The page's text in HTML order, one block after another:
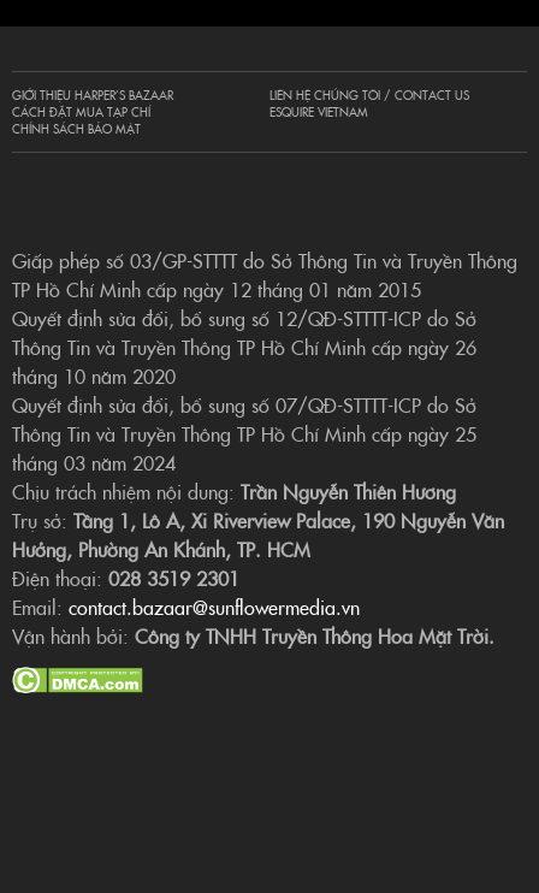
GIỚI THIỆU HARPER’S BAZAAR
CÁCH ĐẶT MUA TẠP CHÍ
CHÍNH SÁCH BẢO MẬT
LIÊN HỆ CHÚNG TÔI / CONTACT US
ESQUIRE VIETNAM
Giấp phép số 03/GP-STTTT do Sở Thông Tin và Truyền Thông
TP Hồ Chí Minh cấp ngày 12 tháng 01 năm 2015
Quyết định sửa đổi, bổ sung số 12/QĐ-STTTT-ICP do Sở
Thông Tin và Truyền Thông TP Hồ Chí Minh cấp ngày 26
tháng 10 năm 2020
Quyết định sửa đổi, bổ sung số 07/QĐ-STTTT-ICP do Sở
Thông Tin và Truyền Thông TP Hồ Chí Minh cấp ngày 25
tháng 03 năm 2024
Chịu trách nhiệm nội dung: Trần Nguyễn Thiên Hương
Trụ sở: Tầng 1, Lô A, Xi Riverview Palace, 190 Nguyễn Văn
Hưởng, Phường An Khánh, TP. HCM
Điện thoại: 028 3519 2301
Email: contact.bazaar@sunflowermedia.vn
Vận hành bởi: Công ty TNHH Truyền Thông Hoa Mặt Trời.